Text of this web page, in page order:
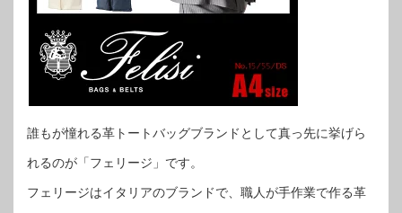
誰もが憧れる革トートバッグブランドとして真っ先に挙げら
れるのが「フェリージ」です。
フェリージはイタリアのブランドで、職人が手作業で作る革